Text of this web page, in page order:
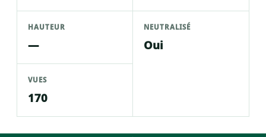
HAUTEUR
—
NEUTRALISÉ
Oui
VUES
170